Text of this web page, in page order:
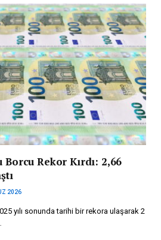
Borcu Rekor Kırdı: 2,66
2026
yılı sonunda tarihi bir rekora ulaşarak 2